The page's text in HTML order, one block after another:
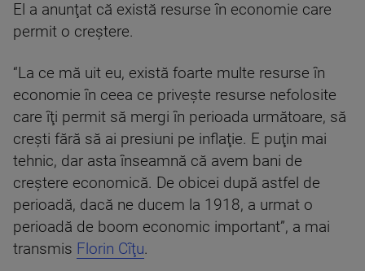
El a anunţat că există resurse în economie care
permit o creştere.
“La ce mă uit eu, există foarte multe resurse în
economie în ceea ce priveşte resurse nefolosite
care îţi permit să mergi în perioada următoare, să
creşti fără să ai presiuni pe inflaţie. E puţin mai
tehnic, dar asta înseamnă că avem bani de
creştere economică. De obicei după astfel de
perioadă, dacă ne ducem la 1918, a urmat o
perioadă de boom economic important”, a mai
transmis Florin Cîţu.